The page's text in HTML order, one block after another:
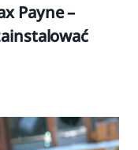
Payne –